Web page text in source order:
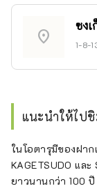
location_on
ซง
1-8-
แนะนำให้ไป
ในโอตารุมีของฝา
KAGETSUDO แล
ยาวนานกว่า 100